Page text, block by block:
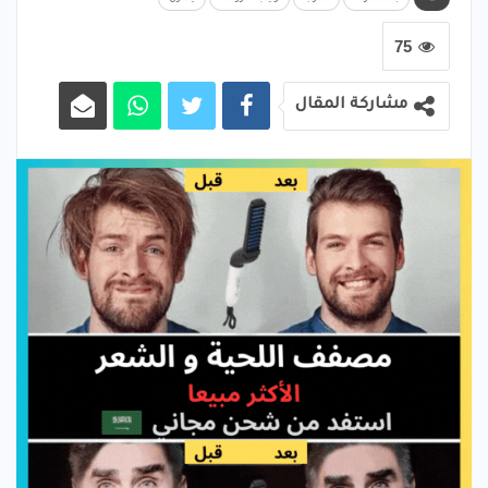
75
مشاركة المقال